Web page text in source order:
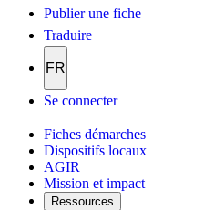
Publier une fiche
Traduire
FR
Se connecter
Fiches démarches
Dispositifs locaux
AGIR
Mission et impact
Ressources